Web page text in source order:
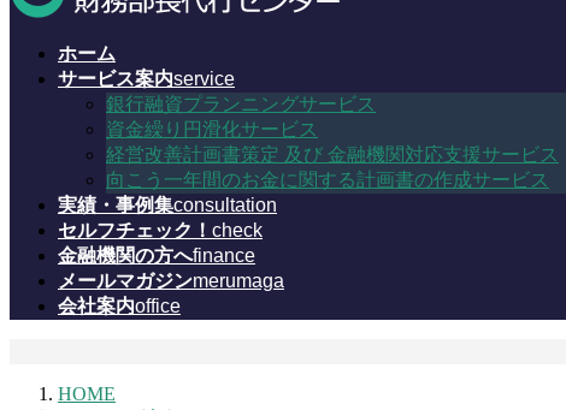
動
ホーム
サービス案内service
銀行融資プランニングサービス
資金繰り円滑化サービス
経営改善計画書策定 及び 金融機関対応支援サービス
向こう一年間のお金に関する計画書の作成サービス
実績・事例集consultation
セルフチェック！ check
金融機関の方へfinance
メールマガジンmerumaga
会社案内office
HOME